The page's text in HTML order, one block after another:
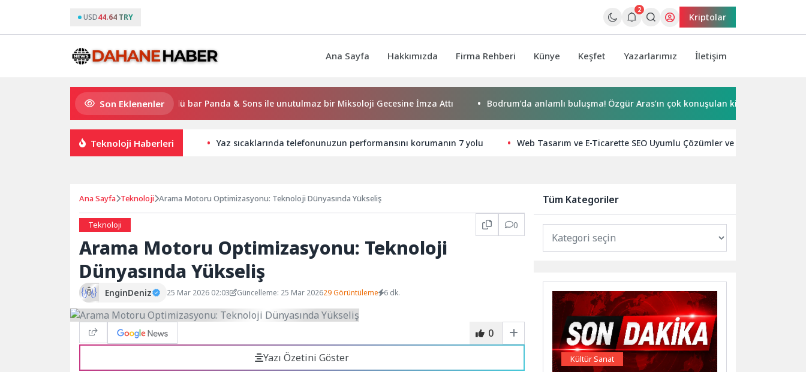
USD44.64 TRY
2
Kriptolar
Ana Sayfa Hakkımızda Firma Rehberi Künye Keşfet Yazarlarımız İletişim
Son Eklenenler
Gloria Hotels & Resorts, Ödüllü bar Panda & Sons ile unutulmaz bir Miksoloji Gecesine İmza Attı Bodrum’da anlamlı buluşma! Özgür Aras’ın çok konuşulan kitabı yeni baskısını
Teknoloji Haberleri Yaz sıcaklarında telefonunuzun performansını korumanın 7 yolu Web Tasarım ve E-Ticarette SEO Uyumlu Çözümler ve Teknoloji
Ana Sayfa Teknoloji Arama Motoru Optimizasyonu: Teknoloji Dünyasında Yükseliş
Teknoloji 0
Arama Motoru Optimizasyonu: Teknoloji
Dünyasında Yükseliş
EnginDeniz 25 Mar 2026 02:03 Güncelleme: 25 Mar 202629 Görüntüleme 6 dk.
0
Yazı Özetini Göster
Tüm Kategoriler
Kültür Sanat